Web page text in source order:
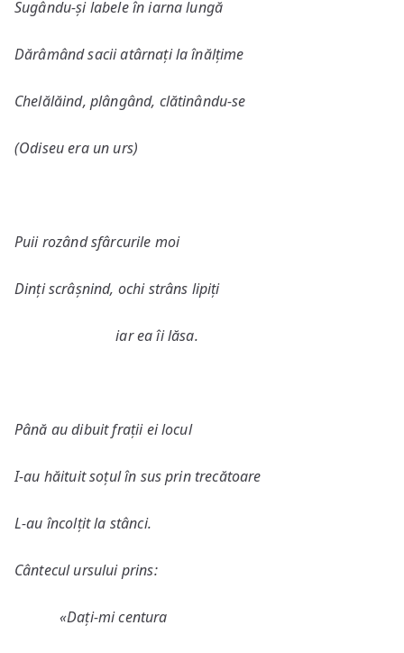
Sugându-și labele în iarna lungă
Dărâmând sacii atârnați la înălțime
Chelălăind, plângând, clătinându-se
(Odiseu era un urs)
Puii rozând sfârcurile moi
Dinți scrâșnind, ochi strâns lipiți
iar ea îi lăsa.
Până au dibuit frații ei locul
I-au hăituit soțul în sus prin trecătoare
L-au încolțit la stânci.
Cântecul ursului prins:
«Dați-mi centura